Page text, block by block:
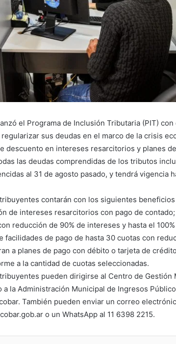
el Programa de Inclusión Tributaria (PIT)
sus deudas en el marco de la crisis
descuento en intereses resarcitorios y planes
las deudas comprendidas de los tributos
al 31 de agosto pasado, y tendrá vigencia
contarán con los siguientes
de intereses resarcitorios con pago de
reducción de 90% de intereses y hasta el
facilidades de pago de hasta 30 cuotas con
a planes de pago con débito o tarjeta de
a la cantidad de cuotas seleccionadas.
pueden dirigirse al Centro de Gestión
la Administración Municipal de Ingresos
También pueden enviar un correo
o un WhatsApp al 11 6398 2215.